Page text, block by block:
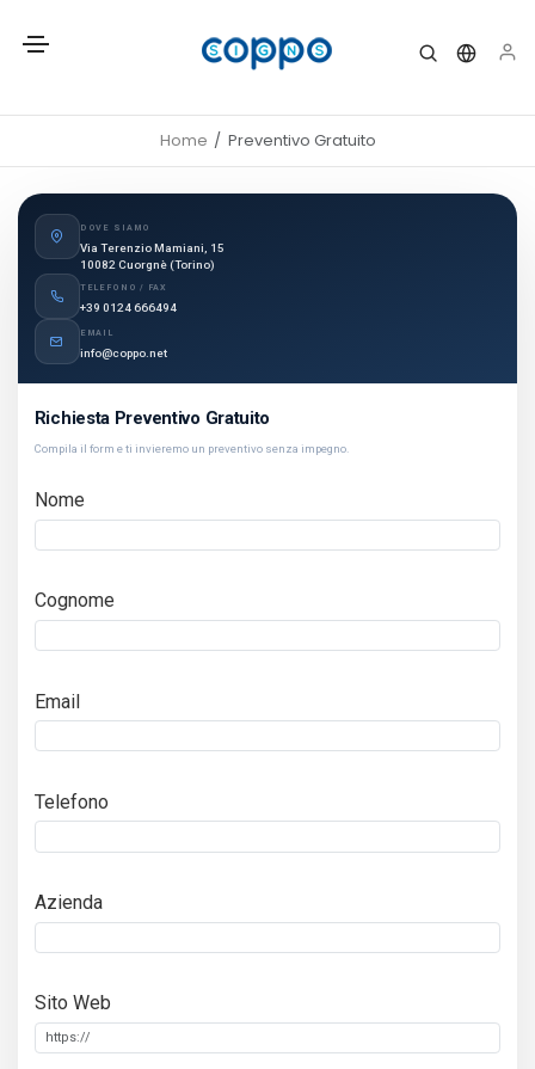
Home Preventivo Gratuito
DOVE SIAMO
Via Terenzio Mamiani, 15
10082 Cuorgnè (Torino)
TELEFONO / FAX
+39 0124 666494
EMAIL
info@coppo.net
Richiesta Preventivo Gratuito
Compila il form e ti invieremo un preventivo senza impegno.
Nome
Cognome
Email
Telefono
Azienda
Sito Web